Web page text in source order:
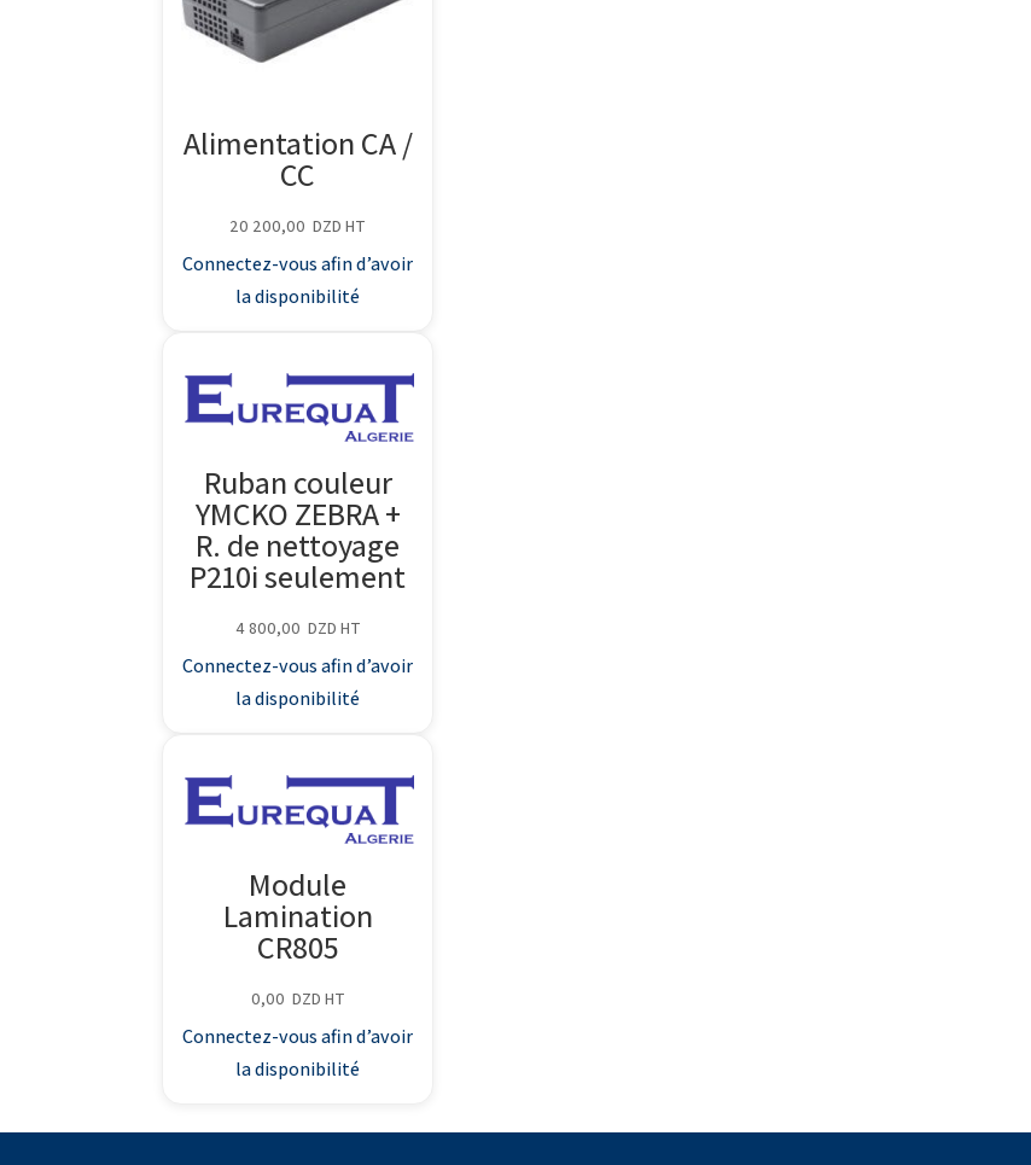
Alimentation CA /
CC
20 200,00 DZD HT
Connectez-vous afin d’avoir
la disponibilité
Ruban couleur
YMCKO ZEBRA +
R. de nettoyage
P210i seulement
4 800,00 DZD HT
Connectez-vous afin d’avoir
la disponibilité
Module
Lamination
CR805
0,00 DZD HT
Connectez-vous afin d’avoir
la disponibilité